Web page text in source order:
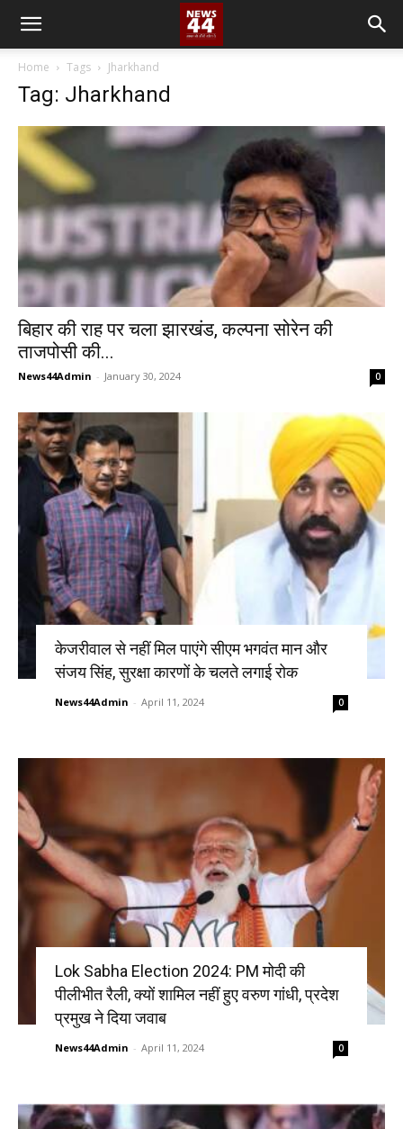
Home Tags Jharkhand
Tag: Jharkhand
बिहार की राह पर चला झारखंड, कल्पना सोरेन की
ताजपोसी की...
News44Admin - January 30, 2024 0
केजरीवाल से नहीं मिल पाएंगे सीएम भगवंत मान और
संजय सिंह, सुरक्षा कारणों के चलते लगाई रोक
News44Admin - April 11, 2024 0
Lok Sabha Election 2024: PM मोदी की
पीलीभीत रैली, क्यों शामिल नहीं हुए वरुण गांधी, प्रदेश
प्रमुख ने दिया जवाब
News44Admin - April 11, 2024 0